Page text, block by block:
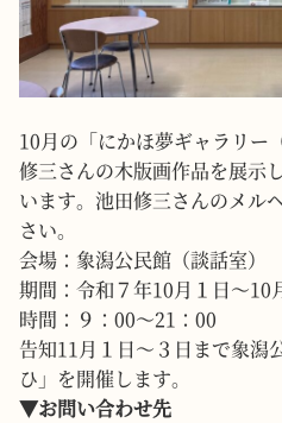
10月の「にかほ夢ギャラリー
修三さんの木版画作品を展示
います。池田修三さんのメル
さい。
会場：象潟公民館（談話室）
期間：令和７年10月１日～10
時間：９：00～21：00
告知11月１日～３日まで象潟
ひ」を開催します。
▼お問い合わせ先